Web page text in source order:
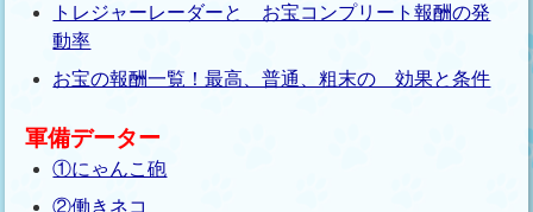
トレジャーレーダーと お宝コンプリート報酬の発
動率
お宝の報酬一覧！最高、普通、粗末の 効果と条件
軍備データー
①にゃんこ砲
②働きネコ